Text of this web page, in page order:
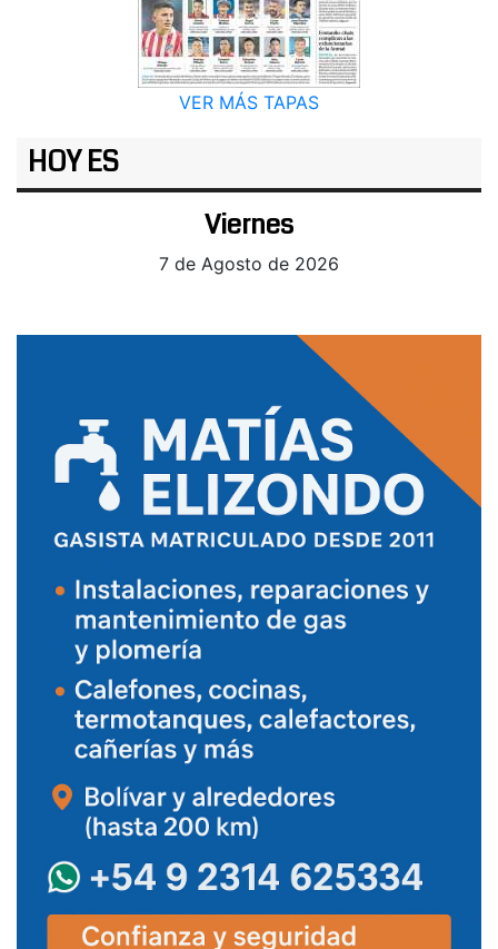
VER MÁS TAPAS
HOY ES
Viernes
7 de Agosto de 2026